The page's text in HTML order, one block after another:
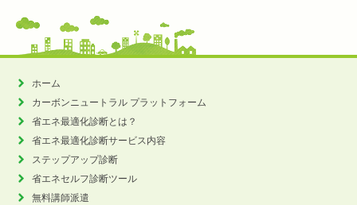
ホーム
カーボンニュートラル プラットフォーム
省エネ最適化診断とは？
省エネ最適化診断サービス内容
ステップアップ診断
省エネセルフ診断ツール
無料講師派遣